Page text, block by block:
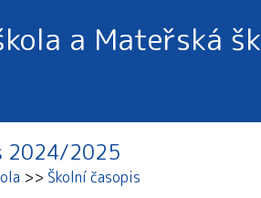
a Mateřská
2024/2025
Školní časopis